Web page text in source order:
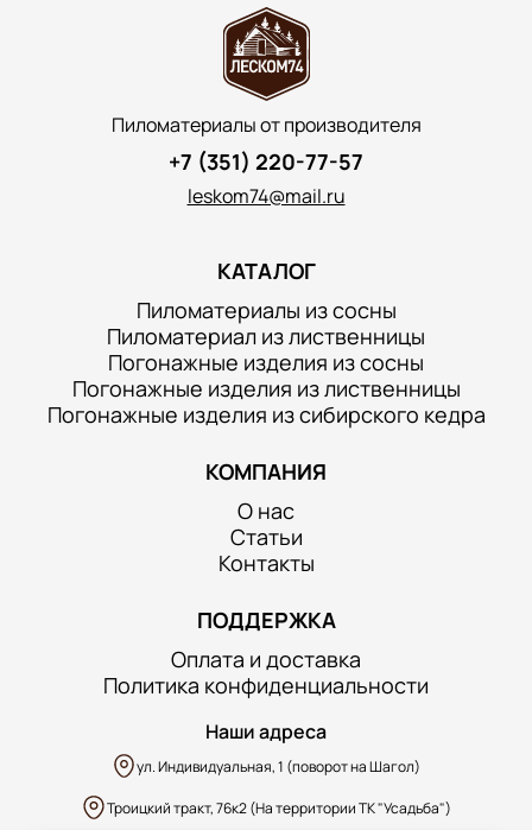
Пиломатериалы от производителя
+7 (351) 220-77-57
leskom74@mail.ru
КАТАЛОГ
Пиломатериалы из сосны
Пиломатериал из лиственницы
Погонажные изделия из сосны
Погонажные изделия из лиственницы
Погонажные изделия из сибирского кедра
КОМПАНИЯ
О нас
Статьи
Контакты
ПОДДЕРЖКА
Оплата и доставка
Политика конфиденциальности
Наши адреса
ул. Индивидуальная, 1 (поворот на Шагол)
Троицкий тракт, 76к2 (На территории ТК "Усадьба")